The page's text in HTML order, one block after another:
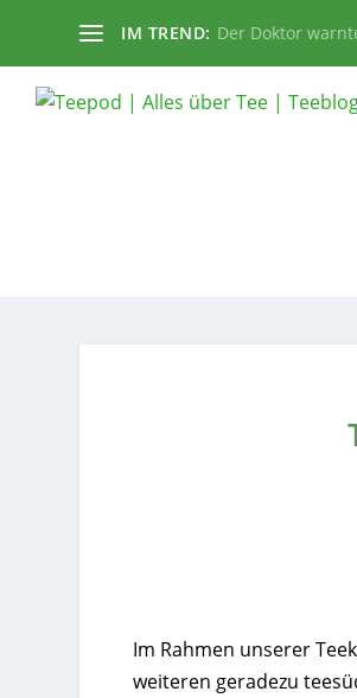
IM TREND: Der Doktor
Im Rahmen unserer
weiteren geradezu